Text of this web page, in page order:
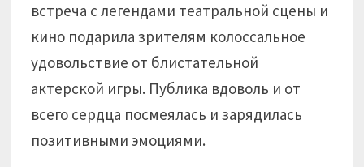
встреча с легендами театральной сцены и
кино подарила зрителям колоссальное
удовольствие от блистательной
актерской игры. Публика вдоволь и от
всего сердца посмеялась и зарядилась
позитивными эмоциями.